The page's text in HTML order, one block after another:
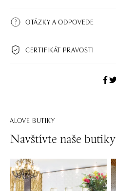
OTÁZKY A ODPOVEDE
CERTIFIKÁT PRAVOSTI
ALOVE BUTIKY
Navštívte naše butiky